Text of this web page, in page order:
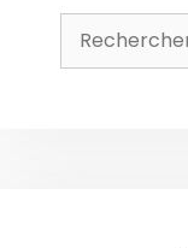
Rechercher :